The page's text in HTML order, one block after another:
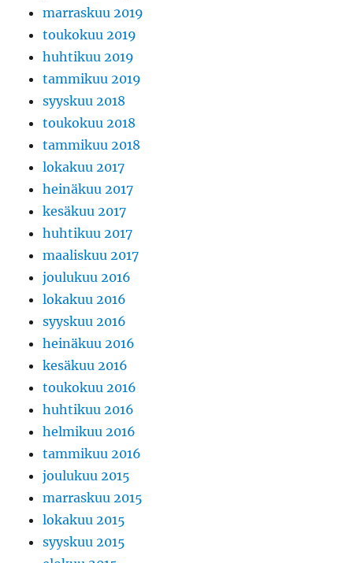
marraskuu 2019
toukokuu 2019
huhtikuu 2019
tammikuu 2019
syyskuu 2018
toukokuu 2018
tammikuu 2018
lokakuu 2017
heinäkuu 2017
kesäkuu 2017
huhtikuu 2017
maaliskuu 2017
joulukuu 2016
lokakuu 2016
syyskuu 2016
heinäkuu 2016
kesäkuu 2016
toukokuu 2016
huhtikuu 2016
helmikuu 2016
tammikuu 2016
joulukuu 2015
marraskuu 2015
lokakuu 2015
syyskuu 2015